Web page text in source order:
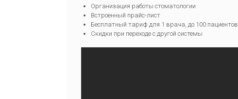
Организация работы стоматологии
Встроенный прайс-лист
Бесплатный тариф для 1 врача, до 100 пациентов
Скидки при переходе с другой системы